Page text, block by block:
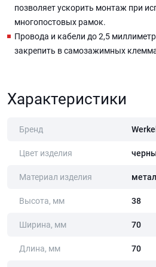
позволяет ускорить монтаж при
многопостовых рамок.
Провода и кабели до 2,5
закрепить в самозажимных
Характеристики
Бренд Werkel
Цвет изделия
Материал изделия
Высота, мм 38
Ширина, мм 70
Длина, мм 70